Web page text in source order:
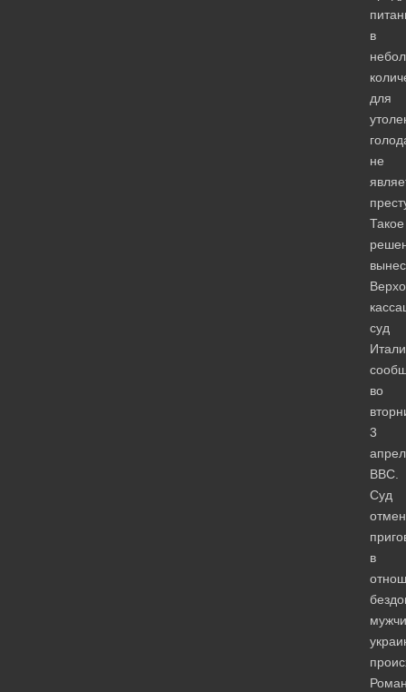
в
для
не
Такое
вынес
суд
во
3
BBC.
Суд
в